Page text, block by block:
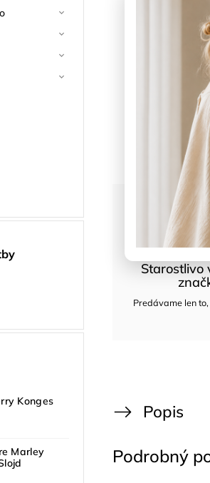
Konges
Marley
Starostlivo
Predávame len
Popis
Podrobný